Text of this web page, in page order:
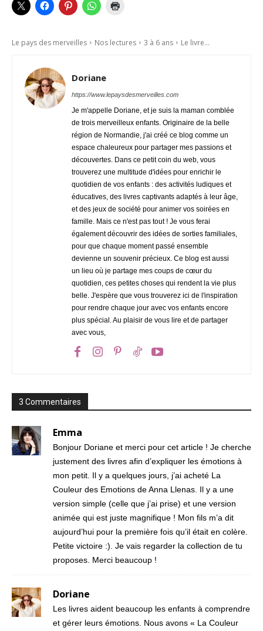
Le pays des merveilles Nos lectures 3 à 6 ans Le livre...
Doriane
https://www.lepaysdesmerveilles.com
Je m'appelle Doriane, et je suis la maman comblée
de trois merveilleux enfants. Originaire de la belle
région de Normandie, j'ai créé ce blog comme un
espace chaleureux pour partager mes passions et
découvertes. Dans ce petit coin du web, vous
trouverez une multitude d'idées pour enrichir le
quotidien de vos enfants : des activités ludiques et
éducatives, des livres captivants adaptés à leur âge,
et des jeux de société pour animer vos soirées en
famille. Mais ce n'est pas tout ! Je vous ferai
également découvrir des idées de sorties familiales,
pour que chaque moment passé ensemble
devienne un souvenir précieux. Ce blog est aussi
un lieu où je partage mes coups de cœur du
quotidien, ces petites choses qui rendent la vie plus
belle. J'espère que vous trouverez ici de l'inspiration
pour rendre chaque jour avec vos enfants encore
plus spécial. Au plaisir de vous lire et de partager
avec vous,
3 Commentaires
Emma
Bonjour Doriane et merci pour cet article ! Je cherche
justement des livres afin d’expliquer les émotions à
mon petit. Il y a quelques jours, j’ai acheté La
Couleur des Emotions de Anna Llenas. Il y a une
version simple (celle que j’ai prise) et une version
animée qui est juste magnifique ! Mon fils m’a dit
aujourd’hui pour la première fois qu’il était en colère.
Petite victoire :). Je vais regarder la collection de tu
proposes. Merci beaucoup !
Doriane
Les livres aident beaucoup les enfants à comprendre
et gérer leurs émotions. Nous avons « La Couleur